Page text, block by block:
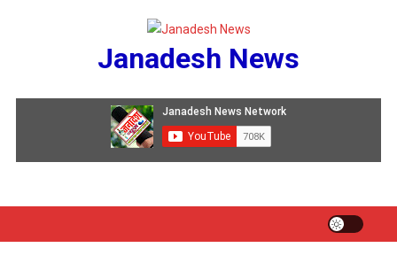
Janadesh News